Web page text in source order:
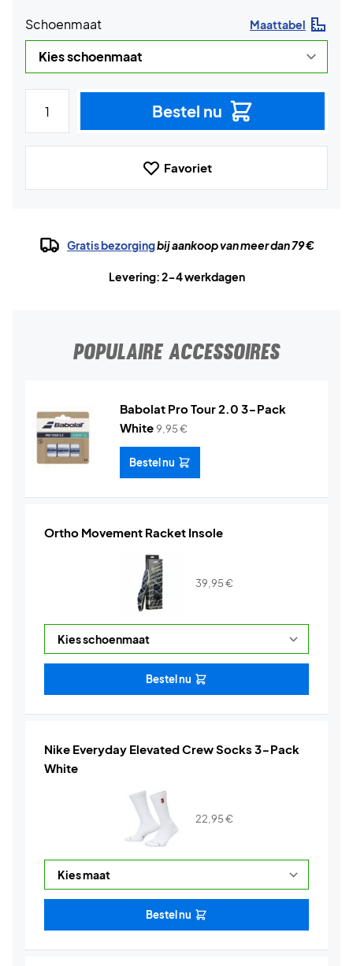
Schoenmaat Maattabel
Bestel nu
Favoriet
Gratis bezorgingbij aankoop van meer dan 79 €
Levering: 2-4 werkdagen
POPULAIRE ACCESSOIRES
Babolat Pro Tour 2.0 3-Pack
White9,95€
Bestel nu
Ortho Movement Racket Insole
39,95€
Bestel nu
Nike Everyday Elevated Crew Socks 3-Pack
White
22,95€
Bestel nu